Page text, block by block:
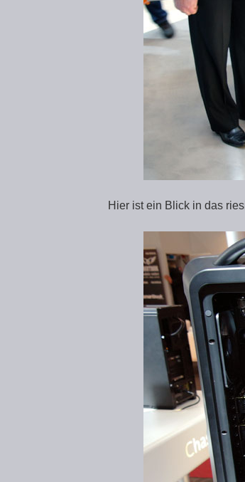
Hier ist ein Blick in das